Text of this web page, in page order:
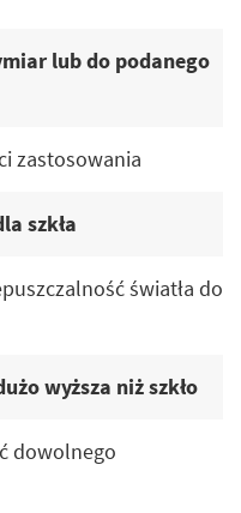
lub do podanego
zastosowania
szkła
światła do
wyższa niż szkło
dowolnego